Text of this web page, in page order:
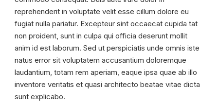
reprehenderit in voluptate velit esse cillum dolore eu
fugiat nulla pariatur. Excepteur sint occaecat cupida tat
non proident, sunt in culpa qui officia deserunt mollit
anim id est laborum. Sed ut perspiciatis unde omnis iste
natus error sit voluptatem accusantium doloremque
laudantium, totam rem aperiam, eaque ipsa quae ab illo
inventore veritatis et quasi architecto beatae vitae dicta
sunt explicabo.